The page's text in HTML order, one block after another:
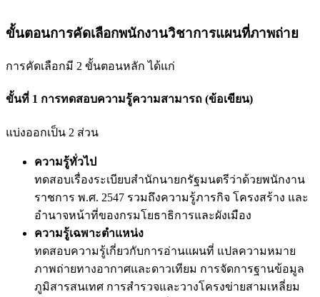
ขั้นตอนการคัดเลือกพนักงานวิชาการแผนที่ภาพถ่าย
การคัดเลือกมี 2 ขั้นตอนหลัก ได้แก่
ขั้นที่ 1 การทดสอบความรู้ความสามารถ (ข้อเขียน)
แบ่งออกเป็น 2 ส่วน
ความรู้ทั่วไป
ทดสอบเรื่องระเบียบสำนักนายกรัฐมนตรีว่าด้วยพนักงาน
ราชการ พ.ศ. 2547 รวมถึงความรู้ภารกิจ โครงสร้าง และ
อำนาจหน้าที่ของกรมโยธาธิการและผังเมือง
ความรู้เฉพาะตำแหน่ง
ทดสอบความรู้เกี่ยวกับการอ่านแผนที่ แปลความหมาย
ภาพถ่ายทางอากาศและดาวเทียม การจัดการฐานข้อมูล
ภูมิสารสนเทศ การสำรวจและวางโครงข่ายสามเหลี่ยม